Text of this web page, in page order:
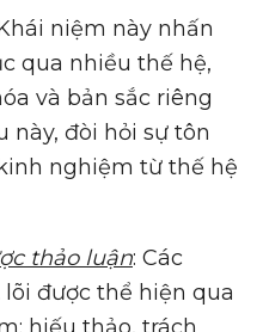
niệm này nhấn
qua nhiều thế hệ,
và bản sắc riêng
này, đòi hỏi sự tôn
nghiệm từ thế hệ
thảo luận: Các
được thể hiện qua